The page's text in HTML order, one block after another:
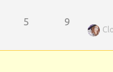
5 9